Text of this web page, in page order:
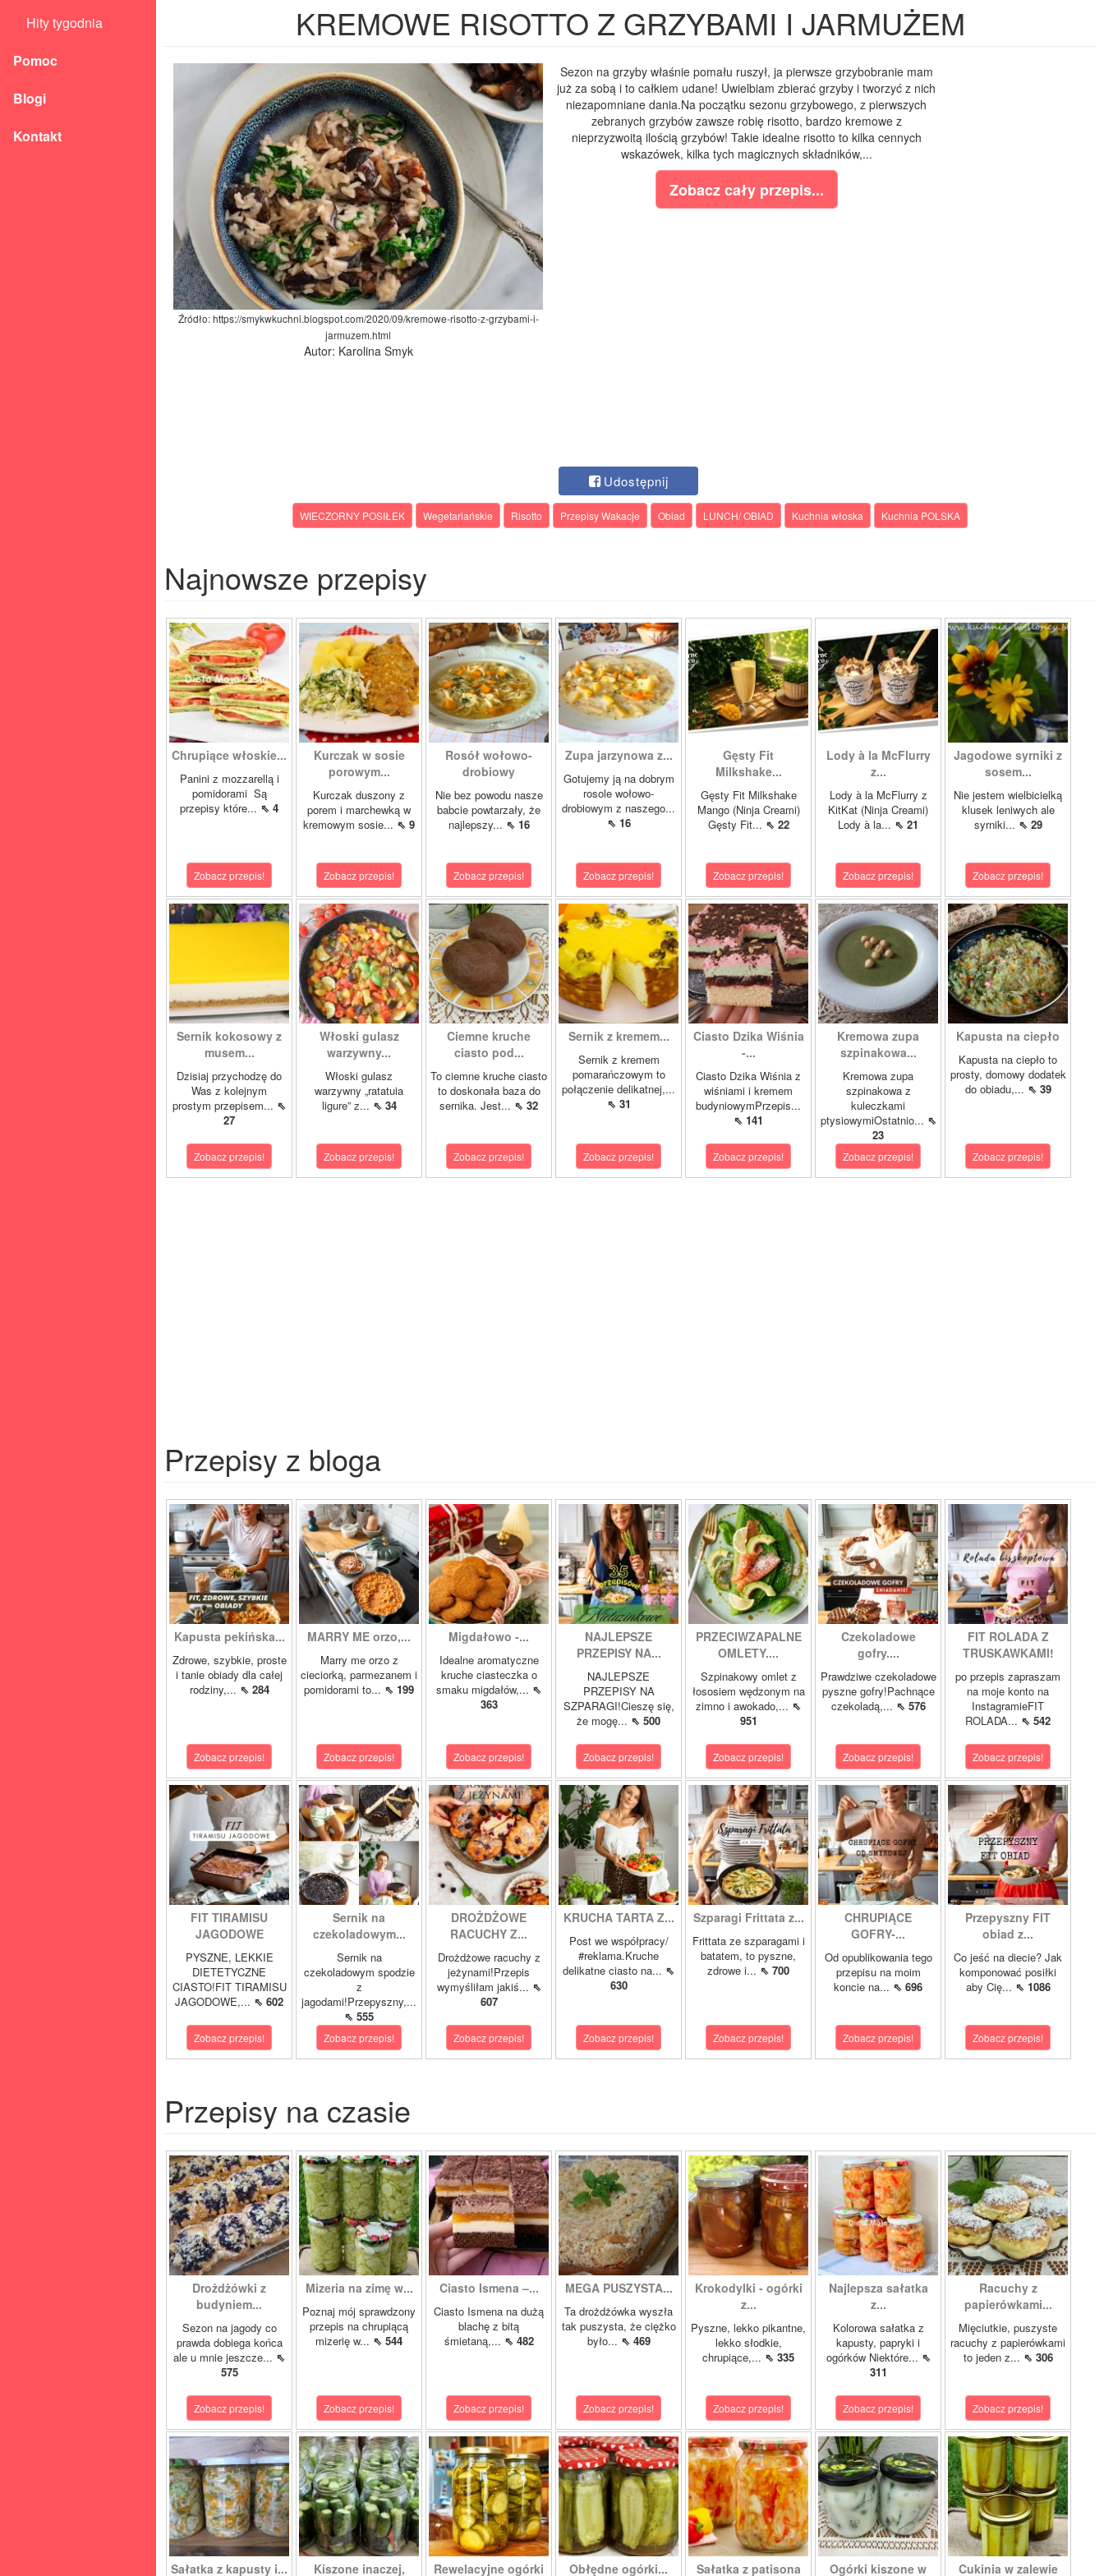
Hity tygodnia
Pomoc
Blogi
Kontakt
KREMOWE RISOTTO Z GRZYBAMI I JARMUŻEM
Źródło: https://smykwkuchni.blogspot.com/2020/09/kremowe-risotto-z-grzybami-i-
jarmuzem.html
Autor: Karolina Smyk
Sezon na grzyby właśnie pomału ruszył, ja pierwsze grzybobranie mam
już za sobą i to całkiem udane! Uwielbiam zbierać grzyby i tworzyć z nich
niezapomniane dania.Na początku sezonu grzybowego, z pierwszych
zebranych grzybów zawsze robię risotto, bardzo kremowe z
nieprzyzwoitą ilością grzybów! Takie idealne risotto to kilka cennych
wskazówek, kilka tych magicznych składników,...
Zobacz cały przepis...
Udostępnij
WIECZORNY POSIŁEK Wegetariańskie Risotto Przepisy Wakacje Obiad LUNCH/ OBIAD Kuchnia włoska Kuchnia POLSKA
Najnowsze przepisy
Chrupiące włoskie...
Panini z mozzarellą i
pomidorami Są
przepisy które... ⇖ 4
Zobacz przepis!
Kurczak w sosie
porowym...
Kurczak duszony z
porem i marchewką w
kremowym sosie... ⇖ 9
Zobacz przepis!
Rosół wołowo-
drobiowy
Nie bez powodu nasze
babcie powtarzały, że
najlepszy... ⇖ 16
Zobacz przepis!
Zupa jarzynowa z...
Gotujemy ją na dobrym
rosole wołowo-
drobiowym z naszego...
⇖ 16
Zobacz przepis!
Gęsty Fit
Milkshake...
Gęsty Fit Milkshake
Mango (Ninja Creami)
Gęsty Fit... ⇖ 22
Zobacz przepis!
Lody à la McFlurry
z...
Lody à la McFlurry z
KitKat (Ninja Creami)
Lody à la... ⇖ 21
Zobacz przepis!
Jagodowe syrniki z
sosem...
Nie jestem wielbicielką
klusek leniwych ale
syrniki... ⇖ 29
Zobacz przepis!
Sernik kokosowy z
musem...
Dzisiaj przychodzę do
Was z kolejnym
prostym przepisem... ⇖
27
Zobacz przepis!
Włoski gulasz
warzywny...
Włoski gulasz
warzywny „ratatuia
ligure” z... ⇖ 34
Zobacz przepis!
Ciemne kruche
ciasto pod...
To ciemne kruche ciasto
to doskonała baza do
sernika. Jest... ⇖ 32
Zobacz przepis!
Sernik z kremem...
Sernik z kremem
pomarańczowym to
połączenie delikatnej,...
⇖ 31
Zobacz przepis!
Ciasto Dzika Wiśnia
-...
Ciasto Dzika Wiśnia z
wiśniami i kremem
budyniowymPrzepis...
⇖ 141
Zobacz przepis!
Kremowa zupa
szpinakowa...
Kremowa zupa
szpinakowa z
kuleczkami
ptysiowymiOstatnio... ⇖
23
Zobacz przepis!
Kapusta na ciepło
Kapusta na ciepło to
prosty, domowy dodatek
do obiadu,... ⇖ 39
Zobacz przepis!
Przepisy z bloga
Kapusta pekińska...
Zdrowe, szybkie, proste
i tanie obiady dla całej
rodziny,... ⇖ 284
Zobacz przepis!
MARRY ME orzo,...
Marry me orzo z
cieciorką, parmezanem i
pomidorami to... ⇖ 199
Zobacz przepis!
Migdałowo -...
Idealne aromatyczne
kruche ciasteczka o
smaku migdałów,... ⇖
363
Zobacz przepis!
NAJLEPSZE
PRZEPISY NA...
NAJLEPSZE
PRZEPISY NA
SZPARAGI!Cieszę się,
że mogę... ⇖ 500
Zobacz przepis!
PRZECIWZAPALNE
OMLETY....
Szpinakowy omlet z
łososiem wędzonym na
zimno i awokado,... ⇖
951
Zobacz przepis!
Czekoladowe
gofry....
Prawdziwe czekoladowe
pyszne gofry!Pachnące
czekoladą,... ⇖ 576
Zobacz przepis!
FIT ROLADA Z
TRUSKAWKAMI!
po przepis zapraszam
na moje konto na
InstagramieFIT
ROLADA... ⇖ 542
Zobacz przepis!
FIT TIRAMISU
JAGODOWE
PYSZNE, LEKKIE
DIETETYCZNE
CIASTO!FIT TIRAMISU
JAGODOWE,... ⇖ 602
Zobacz przepis!
Sernik na
czekoladowym...
Sernik na
czekoladowym spodzie
z
jagodami!Przepyszny,...
⇖ 555
Zobacz przepis!
DROŻDŻOWE
RACUCHY Z...
Drożdżowe racuchy z
jeżynami!Przepis
wymyśliłam jakiś... ⇖
607
Zobacz przepis!
KRUCHA TARTA Z...
Post we współpracy/
#reklama.Kruche
delikatne ciasto na... ⇖
630
Zobacz przepis!
Szparagi Frittata z...
Frittata ze szparagami i
batatem, to pyszne,
zdrowe i... ⇖ 700
Zobacz przepis!
CHRUPIĄCE
GOFRY-...
Od opublikowania tego
przepisu na moim
koncie na... ⇖ 696
Zobacz przepis!
Przepyszny FIT
obiad z...
Co jeść na diecie? Jak
komponować posiłki
aby Cię... ⇖ 1086
Zobacz przepis!
Przepisy na czasie
Drożdżówki z
budyniem...
Sezon na jagody co
prawda dobiega końca
ale u mnie jeszcze... ⇖
575
Zobacz przepis!
Mizeria na zimę w...
Poznaj mój sprawdzony
przepis na chrupiącą
mizerię w... ⇖ 544
Zobacz przepis!
Ciasto Ismena –...
Ciasto Ismena na dużą
blachę z bitą
śmietaną,... ⇖ 482
Zobacz przepis!
MEGA PUSZYSTA...
Ta drożdżówka wyszła
tak puszysta, że ciężko
było... ⇖ 469
Zobacz przepis!
Krokodylki - ogórki
z...
Pyszne, lekko pikantne,
lekko słodkie,
chrupiące,... ⇖ 335
Zobacz przepis!
Najlepsza sałatka
z...
Kolorowa sałatka z
kapusty, papryki i
ogórków Niektóre... ⇖
311
Zobacz przepis!
Racuchy z
papierówkami...
Mięciutkie, puszyste
racuchy z papierówkami
to jeden z... ⇖ 306
Zobacz przepis!
Sałatka z kapusty i... Kiszone inaczej, Rewelacyjne ogórki Obłędne ogórki... Sałatka z patisona Ogórki kiszone w Cukinia w zalewie